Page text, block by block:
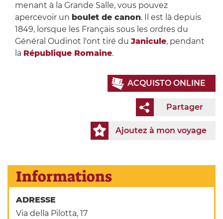
menant à la Grande Salle, vous pouvez
apercevoir un boulet de canon. Il est là depuis
1849, lorsque les Français sous les ordres du
Général Oudinot l'ont tiré duJanicule, pendant
la République Romaine.
ACQUISTO ONLINE
Partager
Ajoutez à mon voyage
Informations
ADRESSE
Via della Pilotta, 17